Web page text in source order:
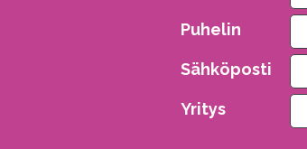
Puhelin
Sähköposti
Yritys